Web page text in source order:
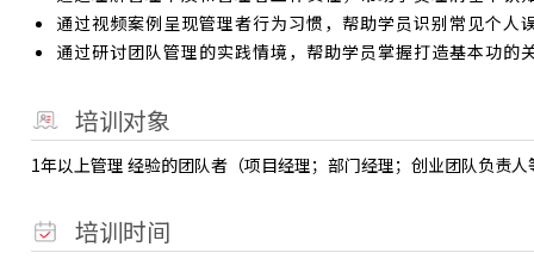
通过视频案例呈现管理者行为习惯，帮助学员识别常见个
通过研讨团队管理的实践情境，帮助学员掌握打造基本功
培训对象
1年以上管理 经验的团队者（项目经理；部门经理；创业团队负责人
培训时间